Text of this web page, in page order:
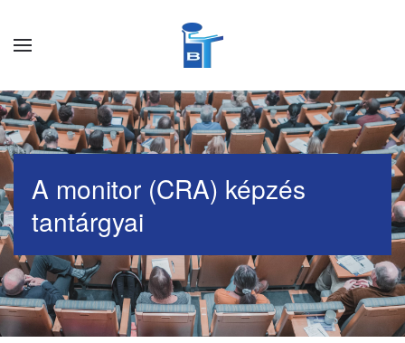
A monitor (CRA) képzés
tantárgyai